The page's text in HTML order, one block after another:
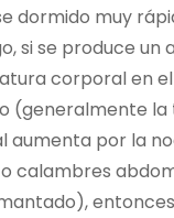
dormido muy
si se produce un
corporal en
(generalmente
aumenta por la
calambres